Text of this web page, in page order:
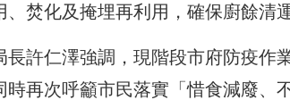
、焚化及掩埋再利用，確保廚餘清
長許仁澤強調，現階段市府防疫作
時再次呼籲市民落實「惜食減廢、